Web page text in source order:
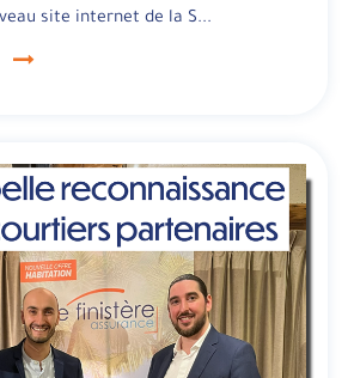
site internet de la S...